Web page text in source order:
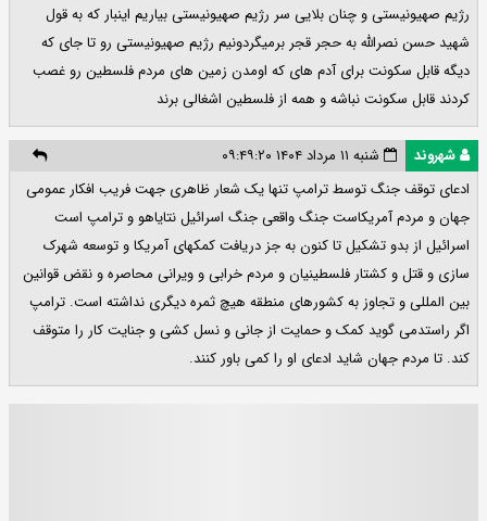
رژیم صهیونیستی و چنان بلایی سر رژیم صهیونیستی بیاریم اینبار که به قول
شهید حسن نصرالله به حجر قجر برمیگردونیم رژیم صهیونیستی رو تا جای که
دیگه قابل سکونت برای آدم های که اومدن زمین های مردم فلسطین رو غصب
کردند قابل سکونت نباشه و همه از فلسطین اشغالی برند
شهروند
شنبه ۱۱ مرداد ۱۴۰۴ ۰۹:۴۹:۲۰
ادعای توقف جنگ توسط ترامپ تنها یک شعار ظاهری جهت فریب افکار عمومی
جهان و مردم آمریکاست جنگ واقعی جنگ اسرائیل نتایاهو و ترامپ است
اسرائیل از بدو تشکیل تا کنون به جز دریافت کمکهای آمریکا و توسعه شهرک
سازی و قتل و کشتار فلسطینیان و مردم خرابی و ویرانی محاصره و نقض قوانین
بین المللی و تجاوز به کشورهای منطقه هیچ ثمره دیگری نداشته است. ترامپ
اگر راستدمی گوید کمک و حمایت از جانی و نسل کشی و جنایت کار را متوقف
کند. تا مردم جهان شاید ادعای او را کمی باور کنند.